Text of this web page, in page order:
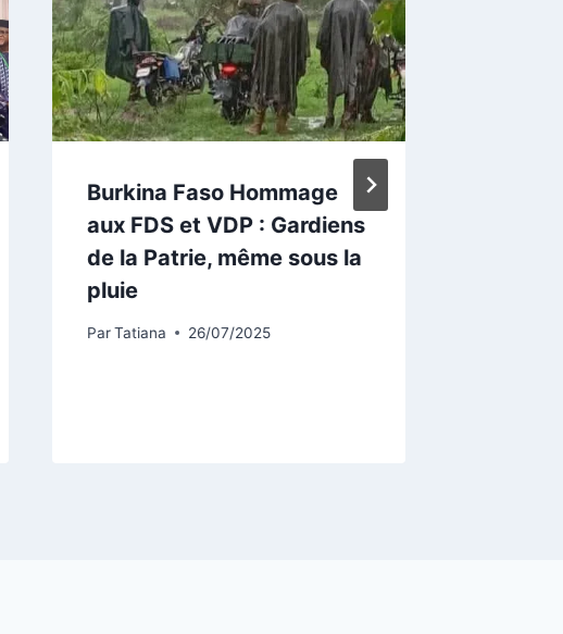
Burkina Faso Hommage
aux FDS et VDP : Gardiens
de la Patrie, même sous la
pluie
Par Tatiana 26/07/2025